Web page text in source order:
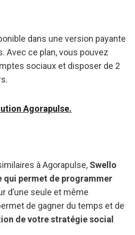
dans une version payante
Avec ce plan, vous pouvez
sociaux et disposer de 2
Agorapulse.
à Agorapulse, Swello
qui permet de programmer
d’une seule et même
de gagner du temps et de
de votre stratégie social